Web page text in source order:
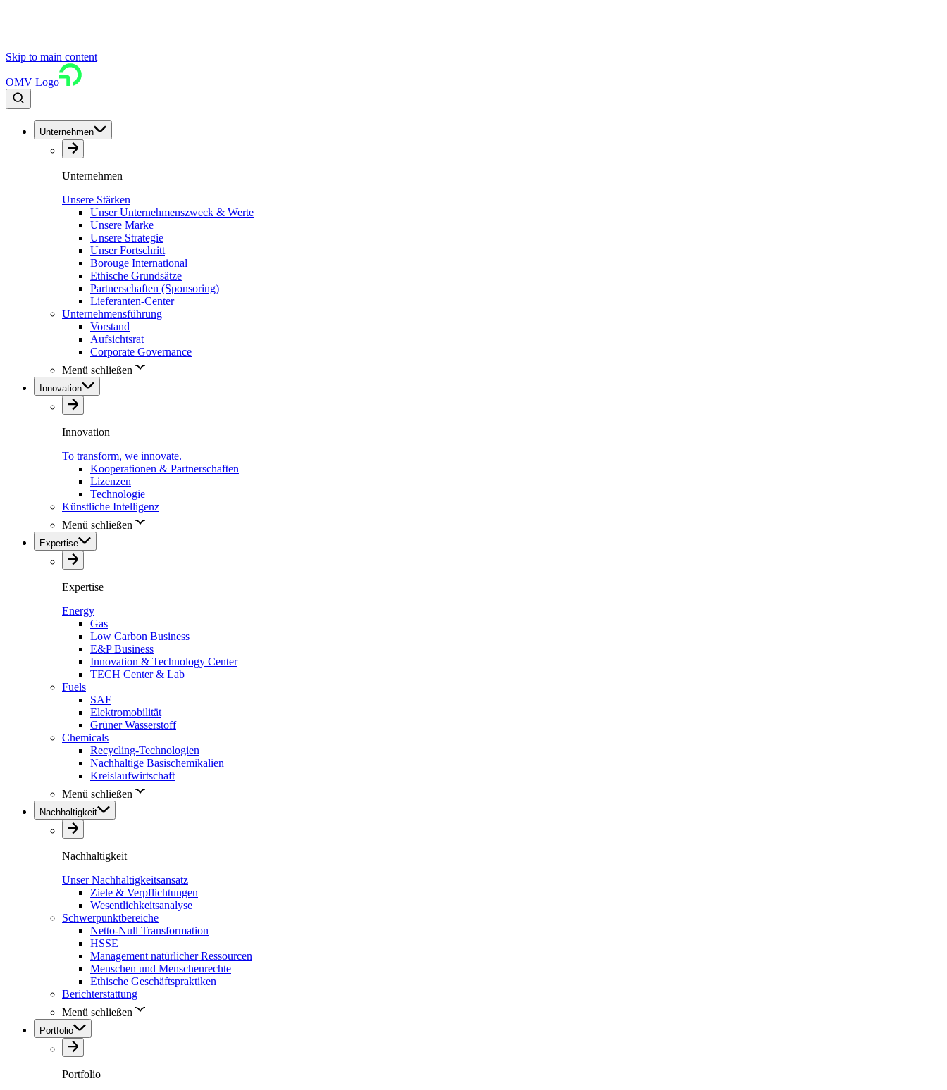
Skip to main content
OMV Logo
Unternehmen
Unternehmen
Unsere Stärken
Unser Unternehmenszweck & Werte
Unsere Marke
Unsere Strategie
Unser Fortschritt
Borouge International
Ethische Grundsätze
Partnerschaften (Sponsoring)
Lieferanten-Center
Unternehmensführung
Vorstand
Aufsichtsrat
Corporate Governance
Menü schließen
Innovation
Innovation
To transform, we innovate.
Kooperationen & Partnerschaften
Lizenzen
Technologie
Künstliche Intelligenz
Menü schließen
Expertise
Expertise
Energy
Gas
Low Carbon Business
E&P Business
Innovation & Technology Center
TECH Center & Lab
Fuels
SAF
Elektromobilität
Grüner Wasserstoff
Chemicals
Recycling-Technologien
Nachhaltige Basischemikalien
Kreislaufwirtschaft
Menü schließen
Nachhaltigkeit
Nachhaltigkeit
Unser Nachhaltigkeitsansatz
Ziele & Verpflichtungen
Wesentlichkeitsanalyse
Schwerpunktbereiche
Netto-Null Transformation
HSSE
Management natürlicher Ressourcen
Menschen und Menschenrechte
Ethische Geschäftspraktiken
Berichterstattung
Menü schließen
Portfolio
Portfolio